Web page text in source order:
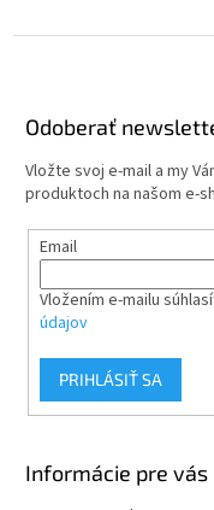
Odoberať
Vložte svoj e-mail a my
produktoch na našom e-
Email
Vložením e-mailu
údajov
PRIHLÁSIŤ SA
Informácie pre vás